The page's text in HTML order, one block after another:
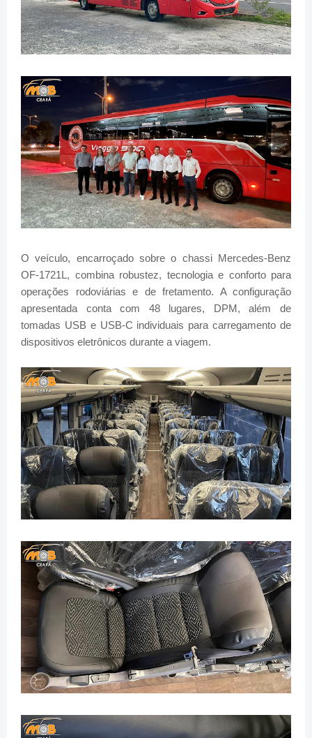
O veículo, encarroçado sobre o chassi Mercedes-Benz
OF-1721L, combina robustez, tecnologia e conforto para
operações rodoviárias e de fretamento. A configuração
apresentada conta com 48 lugares, DPM, além de
tomadas USB e USB-C individuais para carregamento de
dispositivos eletrônicos durante a viagem.